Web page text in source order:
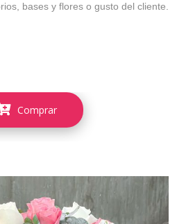
bases y flores o gusto del cliente.
Comprar